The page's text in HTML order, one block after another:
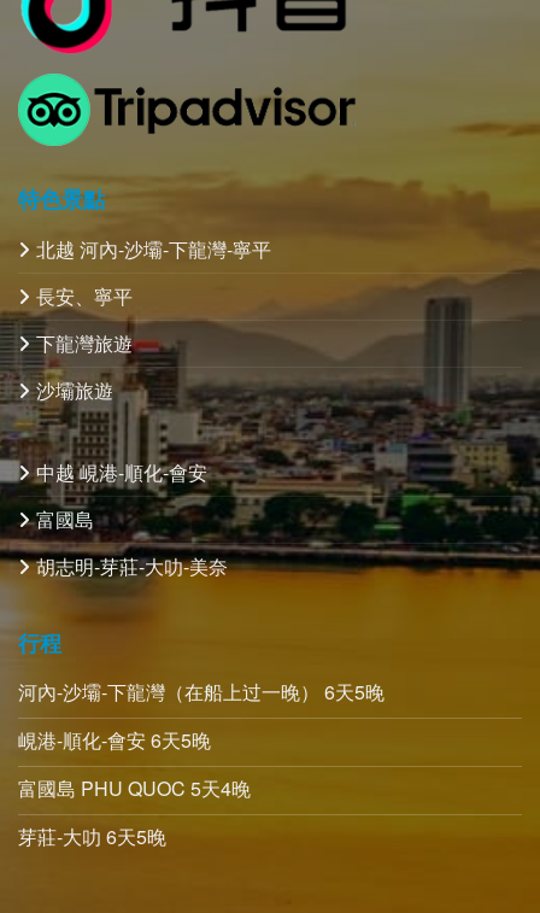
特色景點
北越 河內-沙壩-下龍灣-寧平
長安、寧平
下龍灣旅遊
沙壩旅遊
中越 峴港-順化-會安
富國島
胡志明-芽莊-大叻-美奈
行程
河內-沙壩-下龍灣（在船上过一晚） 6天5晚
峴港-順化-會安 6天5晚
富國島 PHU QUOC 5天4晚
芽莊-大叻 6天5晚